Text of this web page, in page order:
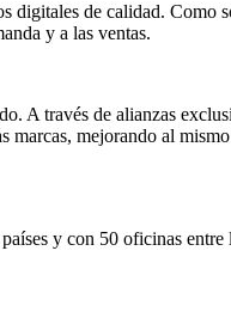
digitales de calidad. Como
y a las ventas.
A través de alianzas
marcas, mejorando al
y con 50 oficinas